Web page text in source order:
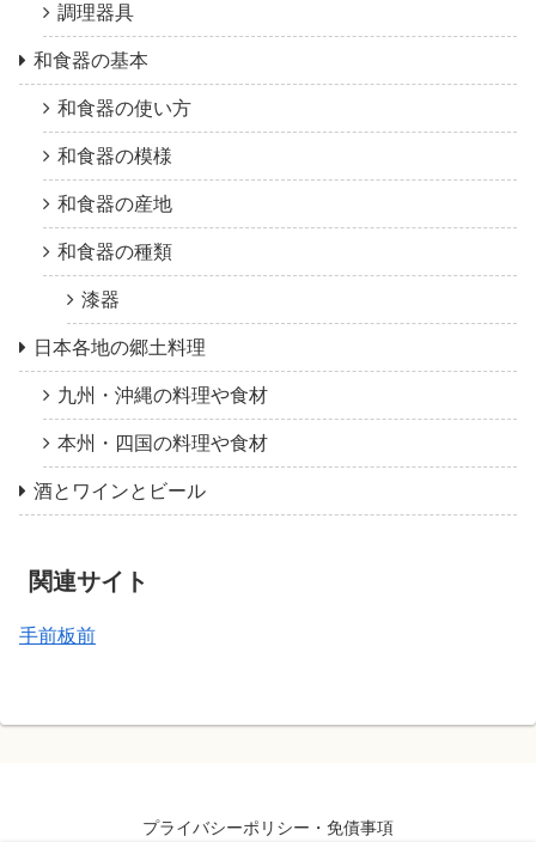
調理器具
和食器の基本
和食器の使い方
和食器の模様
和食器の産地
和食器の種類
漆器
日本各地の郷土料理
九州・沖縄の料理や食材
本州・四国の料理や食材
酒とワインとビール
関連サイト
手前板前
プライバシーポリシー・免債事項